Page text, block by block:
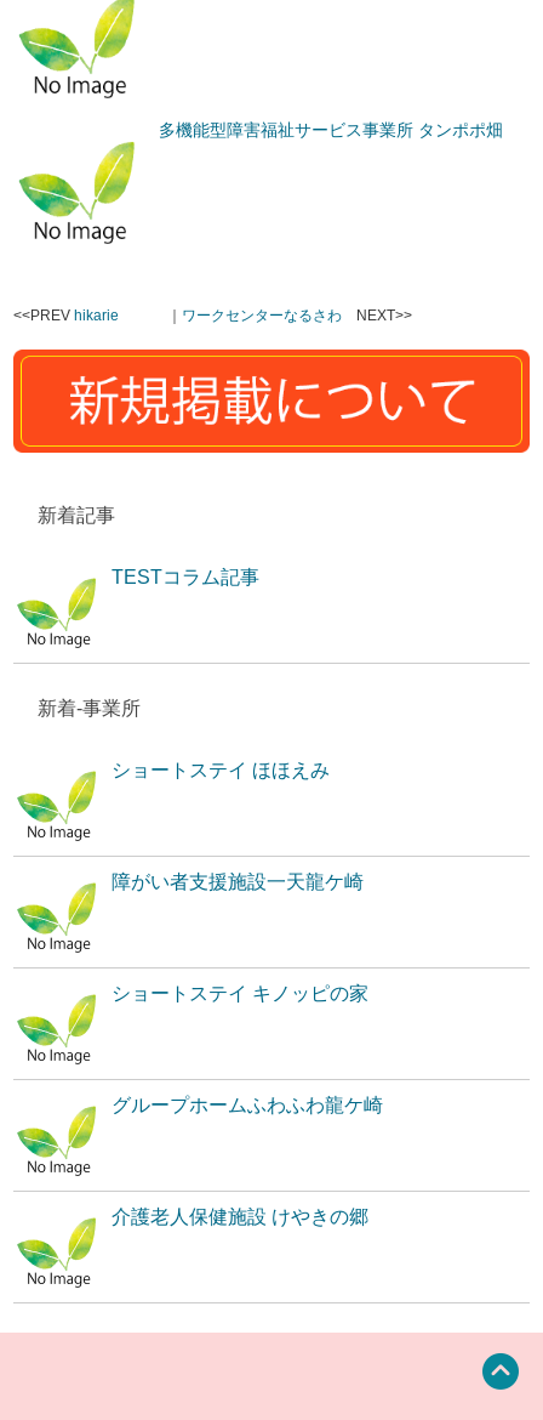
多機能型障害福祉サービス事業所 タンポポ畑
<<PREVhikarie ｜ ワークセンターなるさわ NEXT>>
新着記事
TESTコラム記事
新着-事業所
ショートステイ ほほえみ
障がい者支援施設一天龍ケ崎
ショートステイ キノッピの家
グループホームふわふわ龍ケ崎
介護老人保健施設 けやきの郷